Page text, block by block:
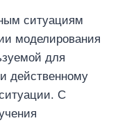
ситуациям
моделирования
для
действенному
С